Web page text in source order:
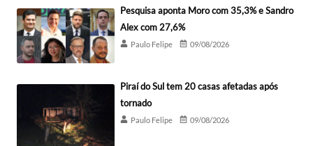
Pesquisa aponta Moro com 35,3% e Sandro
Alex com 27,6%
Paulo Felipe 09/08/2026
Piraí do Sul tem 20 casas afetadas após
tornado
Paulo Felipe 09/08/2026